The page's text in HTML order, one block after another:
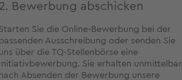
Bewerbung abschicken
Sie die Online-Bewerbung bei der
Ausschreibung oder senden Sie
über die TQ-Stellenbörse eine
Initiativbewerbung. Sie erhalten unmittelbar
Absenden der Bewerbung unsere